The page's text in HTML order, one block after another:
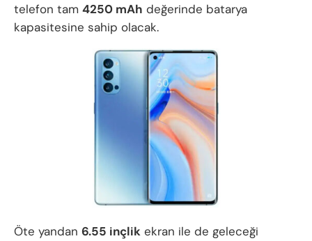
telefon tam 4250 mAh değerinde batarya
kapasitesine sahip olacak.
Öte yandan 6.55 inçlik ekran ile de geleceği